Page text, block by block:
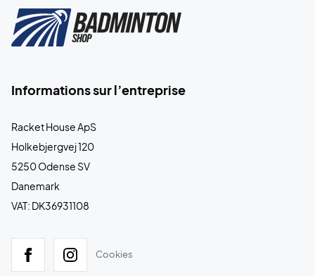
Informations sur l’entreprise
Racket House ApS
Holkebjergvej 120
5250 Odense SV
Danemark
VAT: DK36931108
Cookies